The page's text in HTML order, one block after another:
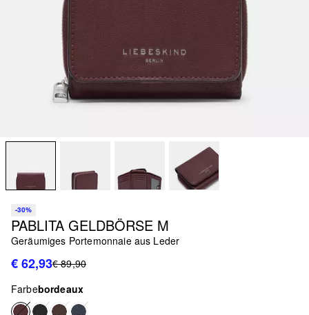
-30%
PABLITA GELDBÖRSE M
Geräumiges Portemonnaie aus Leder
€ 62,93€ 89,90
Farbebordeaux